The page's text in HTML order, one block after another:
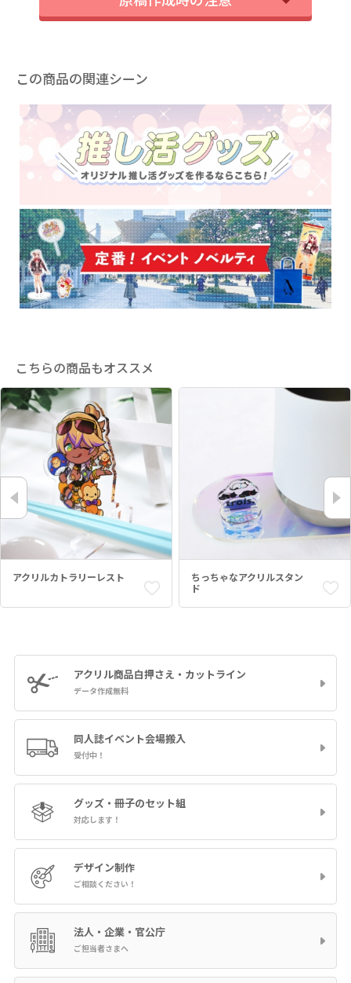
この商品の関連シーン
こちらの商品もオススメ
アクリルカトラリーレスト
ちっちゃなアクリルスタン
ド
アクリル商品白押さえ・カットライン
データ作成無料
同人誌イベント会場搬入
受付中！
グッズ・冊子のセット組
対応します！
デザイン制作
ご相談ください！
法人・企業・官公庁
ご担当者さまへ